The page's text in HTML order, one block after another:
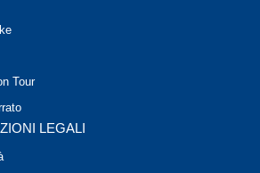
Tour
LEGALI